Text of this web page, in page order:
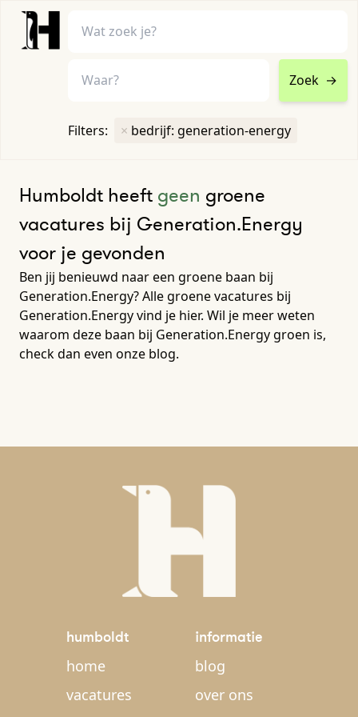
Zoek →
Filters: × bedrijf: generation-energy
Humboldt heeft geen groene
vacatures bij Generation.Energy
voor je gevonden
Ben jij benieuwd naar een groene baan bij
Generation.Energy? Alle groene vacatures bij
Generation.Energy vind je hier. Wil je meer weten
waarom deze baan bij Generation.Energy groen is,
check dan even onze blog.
humboldt
home
vacatures
informatie
blog
over ons